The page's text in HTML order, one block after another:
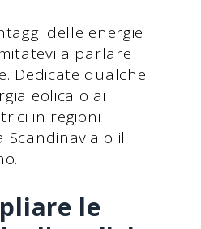
delle energie
a parlare
Dedicate qualche
eolica o ai
in regioni
Scandinavia o il
le